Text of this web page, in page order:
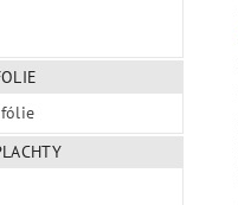
fólie